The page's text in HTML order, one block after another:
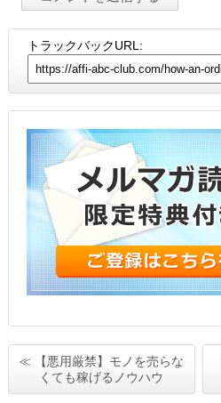
トラックバックURL:
≪ 【悪用厳禁】モノを売らな
くても稼げるノウハウ